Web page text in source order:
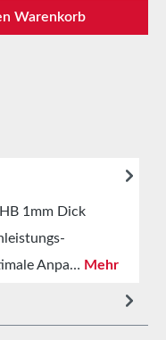
Warenkorb
1mm Dick
Anpa… Mehr